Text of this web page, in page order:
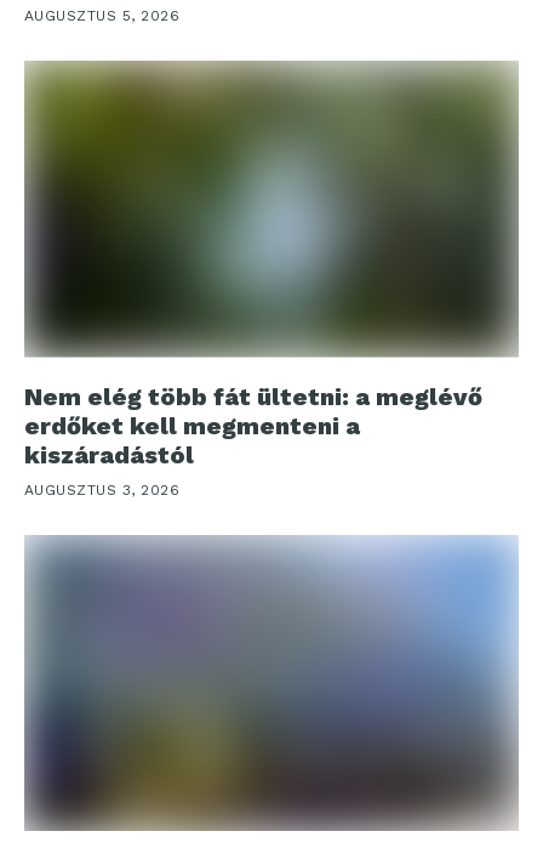
AUGUSZTUS 5, 2026
Nem elég több fát ültetni: a meglévő
erdőket kell megmenteni a
kiszáradástól
AUGUSZTUS 3, 2026